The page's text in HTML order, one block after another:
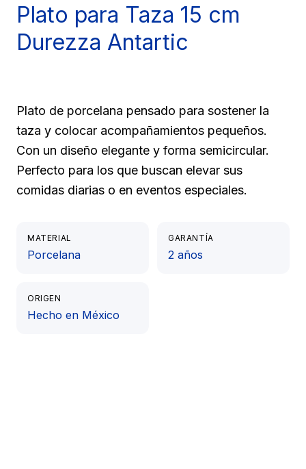
Plato para Taza 15 cm
Durezza Antartic
Plato de porcelana pensado para sostener la
taza y colocar acompañamientos pequeños.
Con un diseño elegante y forma semicircular.
Perfecto para los que buscan elevar sus
comidas diarias o en eventos especiales.
MATERIAL
Porcelana
GARANTÍA
2 años
ORIGEN
Hecho en México